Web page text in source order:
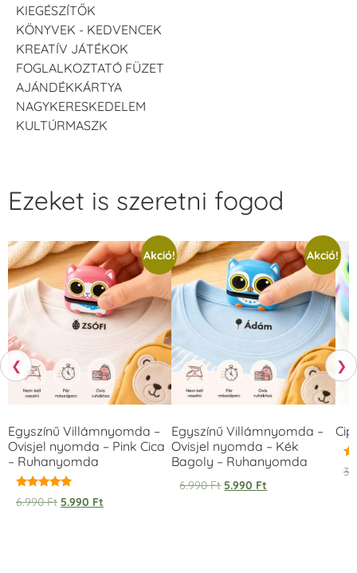
KIEGÉSZÍTŐK
KÖNYVEK - KEDVENCEK
KREATÍV JÁTÉKOK
FOGLALKOZTATÓ FÜZET
AJÁNDÉKKÁRTYA
NAGYKERESKEDELEM
KULTÚRMASZK
❮
Ezeket is szeretni fogod
Akció!
Egyszínű Villámnyomda –
Ovisjel nyomda – Pink Cica
– Ruhanyomda
Értékelés:
5.00
6.990Ft 5.990 Ft
Akció!
Egyszínű Villámnyomda –
Ovisjel nyomda – Kék
Bagoly – Ruhanyomda
6.990Ft 5.990 Ft
❯